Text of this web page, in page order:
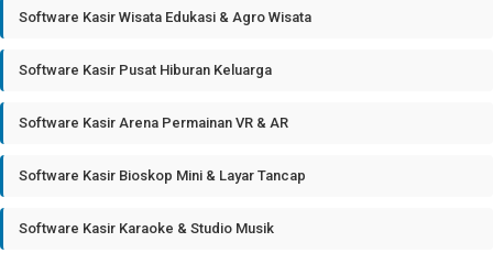
Software Kasir Wisata Edukasi & Agro Wisata
Software Kasir Pusat Hiburan Keluarga
Software Kasir Arena Permainan VR & AR
Software Kasir Bioskop Mini & Layar Tancap
Software Kasir Karaoke & Studio Musik